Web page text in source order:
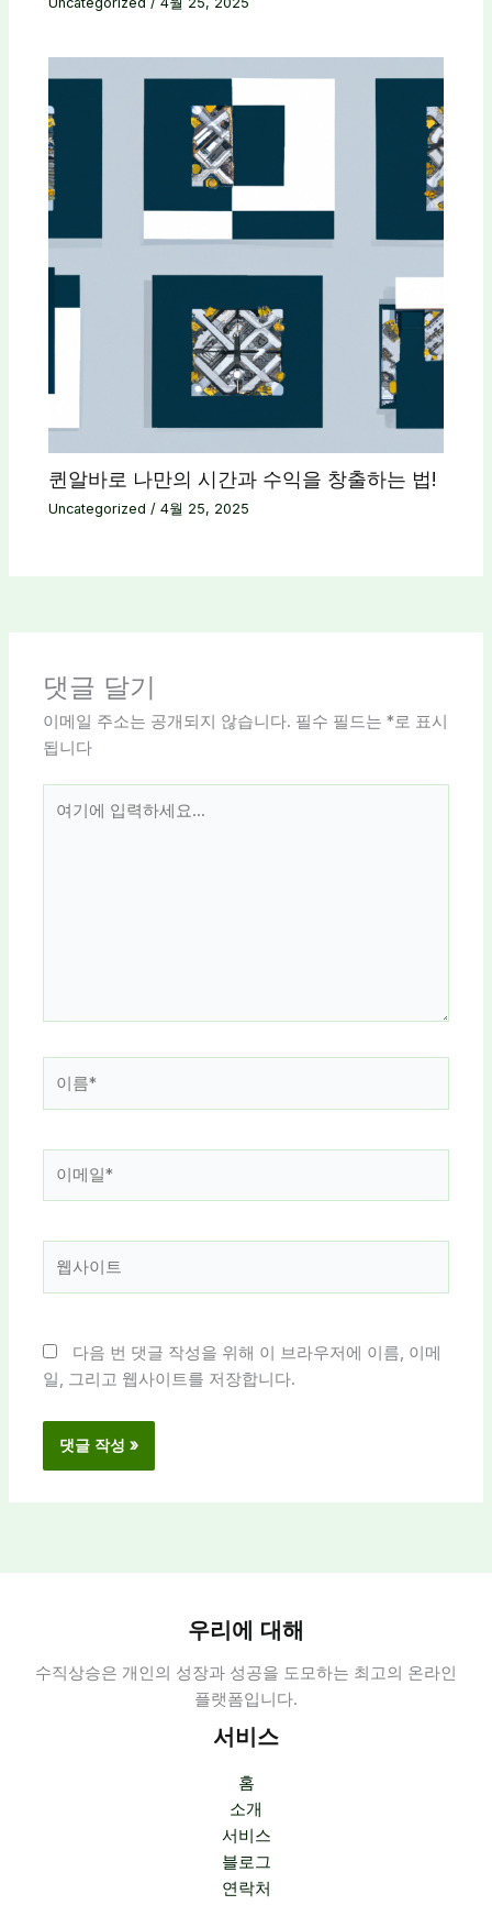
퀸알바로 나만의 시간과 수익을 창출하는 법!
Uncategorized /4월 25, 2025
댓글 달기
이메일 주소는 공개되지 않습니다. 필수 필드는*로 표시
됩니다
*
다음 번 댓글 작성을 위해 이 브라우저에 이름, 이메
일, 그리고 웹사이트를 저장합니다.
우리에 대해
수직상승은 개인의 성장과 성공을 도모하는 최고의 온라인
플랫폼입니다.
서비스
홈
소개
서비스
블로그
연락처